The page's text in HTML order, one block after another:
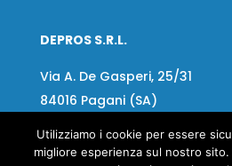
DEPROS S.R.L.
Via A. De Gasperi, 25/31
84016 Pagani (SA)
Tel:+39 081 918020
Fax+39 081 919799
Utilizziamo i cookie per essere
migliore esperienza sul nostro